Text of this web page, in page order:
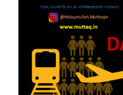
Indonesia